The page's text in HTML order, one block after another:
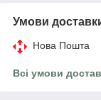
Умови
Нова Пошта
Всі умови